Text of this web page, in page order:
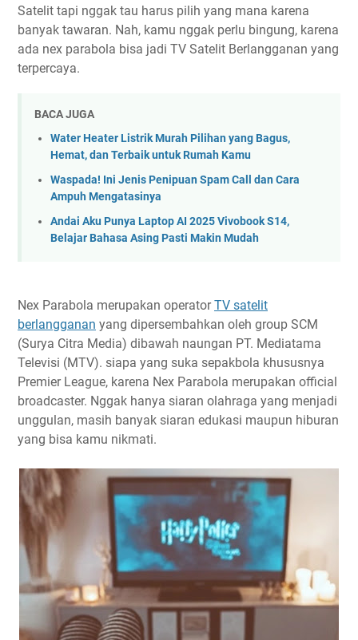
Satelit tapi nggak tau harus pilih yang mana karena
banyak tawaran. Nah, kamu nggak perlu bingung, karena
ada nex parabola bisa jadi TV Satelit Berlangganan yang
terpercaya.
BACA JUGA
Water Heater Listrik Murah Pilihan yang Bagus,
Hemat, dan Terbaik untuk Rumah Kamu
Waspada! Ini Jenis Penipuan Spam Call dan Cara
Ampuh Mengatasinya
Andai Aku Punya Laptop AI 2025 Vivobook S14,
Belajar Bahasa Asing Pasti Makin Mudah
Nex Parabola merupakan operatorTV satelit
berlangganan yang dipersembahkan oleh group SCM
(Surya Citra Media) dibawah naungan PT. Mediatama
Televisi (MTV). siapa yang suka sepakbola khususnya
Premier League, karena Nex Parabola merupakan official
broadcaster. Nggak hanya siaran olahraga yang menjadi
unggulan, masih banyak siaran edukasi maupun hiburan
yang bisa kamu nikmati.